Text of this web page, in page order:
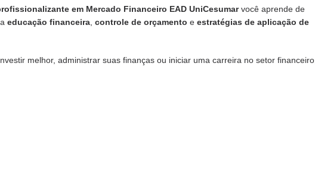
em Mercado Financeiro EAD UniCesumarvocê aprende de
educação financeira controle de orçamento e estratégias de aplicação de
melhor, administrar suas finanças ou iniciar uma carreira no setor financeiro,